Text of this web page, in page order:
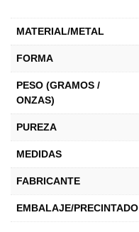
MATERIAL/METAL
FORMA
PESO (GRAMOS /
ONZAS)
PUREZA
MEDIDAS
FABRICANTE
EMBALAJE/PRECINTADO